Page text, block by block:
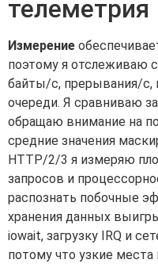
телеметрия
Измерение
поэтому я отслеживаю
байты/с, прерывания/с,
очереди. Я сравниваю
обращаю внимание на
средние значения
HTTP/2/3 я измеряю
запросов и
распознать побочные
хранения данных
iowait, загрузку IRQ и
потому что узкие